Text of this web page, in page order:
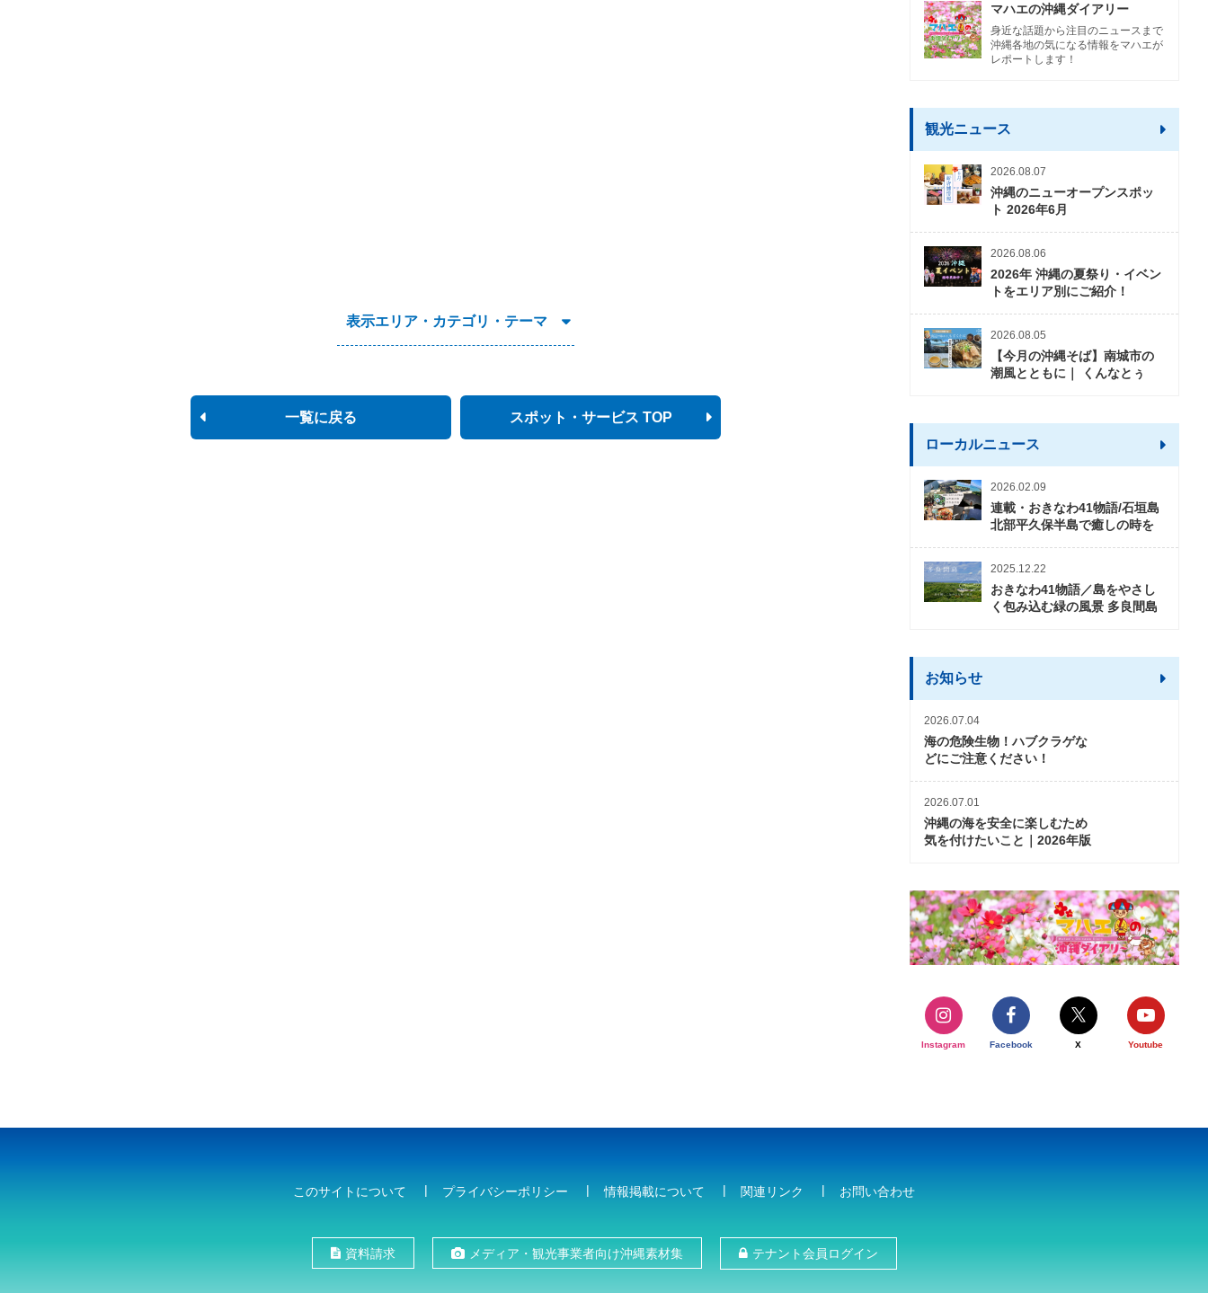
表示エリア・カテゴリ・テーマ
一覧に戻る スポット・サービス TOP
マハエの沖縄ダイアリー
身近な話題から注目のニュースまで
沖縄各地の気になる情報をマハエが
レポートします！
観光ニュース
2026.08.07
沖縄のニューオープンスポッ
ト 2026年6月
2026.08.06
2026年 沖縄の夏祭り・イベン
トをエリア別にご紹介！
2026.08.05
【今月の沖縄そば】南城市の
潮風とともに｜ くんなとぅ
ローカルニュース
2026.02.09
連載・おきなわ41物語/石垣島
北部平久保半島で癒しの時を
2025.12.22
おきなわ41物語／島をやさし
く包み込む緑の風景 多良間島
お知らせ
2026.07.04
海の危険生物！ハブクラゲな
どにご注意ください！
2026.07.01
沖縄の海を安全に楽しむため
気を付けたいこと｜2026年版
Instagram Facebook X Youtube
このサイトについて プライバシーポリシー 情報掲載について 関連リンク お問い合わせ
資料請求 メディア・観光事業者向け沖縄素材集 テナント会員ログイン